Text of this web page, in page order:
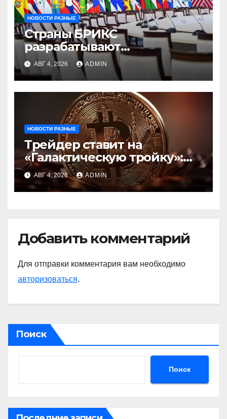
НОВОСТИ РАЗНЫЕ
Страны БРИКС
разрабатывают
инфраструктуру на базе
цифровых валют
центробанков
АВГ 4, 2026 ADMIN
НОВОСТИ РАЗНЫЕ
Трейдер ставит на
«Галактическую тройку»:
Circle, Coinbase и ETH
АВГ 4, 2026 ADMIN
Добавить комментарий
Для отправки комментария вам необходимо
авторизоваться.
Поиск
Поиск